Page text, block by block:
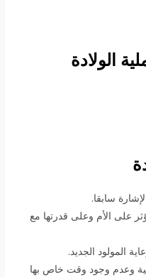
الولادة
سابقا.
على الأم وعلى قدرتها مع
المولود الجديد.
وعدم وجود وقت خاص بها